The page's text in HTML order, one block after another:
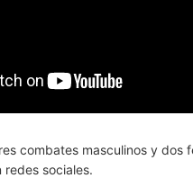
combates masculinos y
redes sociales.